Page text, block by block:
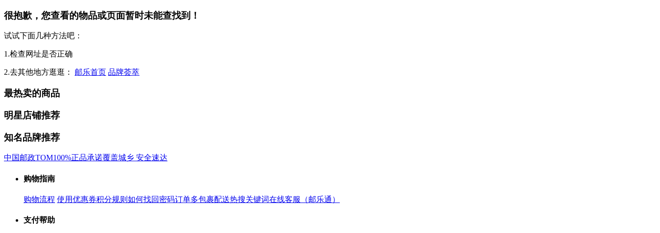
很抱歉，您查看的物品或页面暂时未能查找到！
试试下面几种方法吧：
1.检查网址是否正确
2.去其他地方逛逛： 邮乐首页 品牌荟萃
最热卖的商品
明星店铺推荐
知名品牌推荐
中国邮政TOM100%正品承诺覆盖城乡 安全速达
购物指南
购物流程 使用优惠券积分规则 如何找回密码订单多包裹配送热搜关键词在线客服（邮乐通）
支付帮助